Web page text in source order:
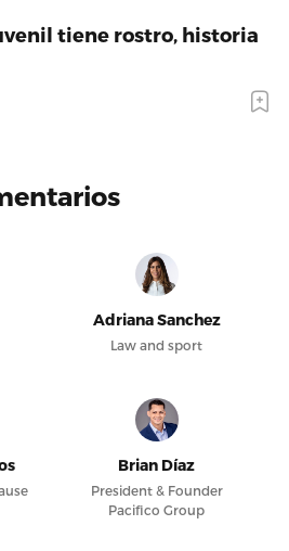
tiene rostro, historia
Adriana Sanchez
Law and sport
Brian Díaz
President & Founder
Pacifico Group